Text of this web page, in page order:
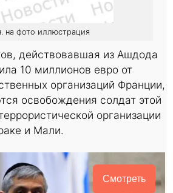
на фото иллюстрация
действовавшая из Ашдода
10 миллионов евро от
организаций Франции,
освобождения солдат этой
организации
и Мали.
Смотреть